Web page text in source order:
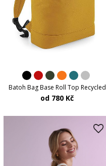
Batoh Bag Base Roll Top Recycled
od 780 Kč